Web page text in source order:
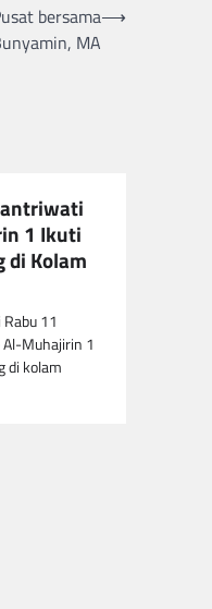
bersama
MA
⟶
1 Ikuti
di Kolam
11
Muhajirin 1
di kolam